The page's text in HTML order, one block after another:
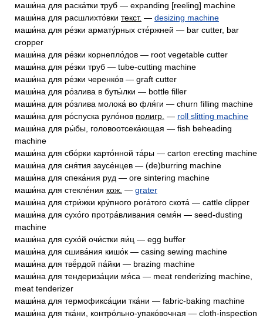
маши́на для раска́тки труб — expanding [reeling] machine
маши́на для расшлихто́вки текст. — desizing machine
маши́на для ре́зки армату́рных сте́ржней — bar cutter, bar
cropper
маши́на для ре́зки корнепло́дов — root vegetable cutter
маши́на для ре́зки труб — tube-cutting machine
маши́на для ре́зки черенко́в — graft cutter
маши́на для ро́злива в буты́лки — bottle filler
маши́на для ро́злива молока́ во фля́ги — churn filling machine
маши́на для ро́спуска руло́нов полигр. — roll slitting machine
маши́на для ры́бы, головоотсека́ющая — fish beheading
machine
маши́на для сбо́рки карто́нной та́ры — carton erecting machine
маши́на для сня́тия заусе́нцев — (de)burring machine
маши́на для спека́ния руд — ore sintering machine
маши́на для стекле́ния кож. — grater
маши́на для стри́жки кру́пного рога́того скота́ — cattle clipper
маши́на для сухо́го протра́вливания семя́н — seed-dusting
machine
маши́на для сухо́й очи́стки яи́ц — egg buffer
маши́на для сшива́ния кишо́к — casing sewing machine
маши́на для твё́рдой па́йки — brazing machine
маши́на для тендериза́ции мя́са — meat renderizing machine,
meat tenderizer
маши́на для термофикса́ции тка́ни — fabric-baking machine
маши́на для тка́ни, контро́льно-упако́вочная — cloth-inspection